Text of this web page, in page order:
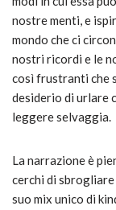
nostre menti, e
mondo che ci
nostri ricordi e le
così frustranti che
desiderio di urlare
leggere selvaggia.
La narrazione è
cerchi di sbrogliare
suo mix unico di